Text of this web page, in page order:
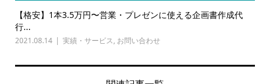
【格安】1本3.5万円〜営業・プレゼンに使える企画書作成代
行...
2021.08.14 実績・サービス, お問い合わせ